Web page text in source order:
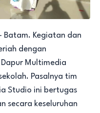
Batam. Kegiatan dan
dengan
Multimedia
Pasalnya tim
Studio ini bertugas
secara keseluruhan